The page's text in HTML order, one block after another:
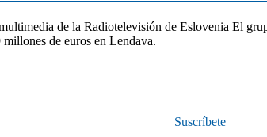
de la Radiotelevisión de Eslovenia El
de euros en Lendava.
Suscríbete